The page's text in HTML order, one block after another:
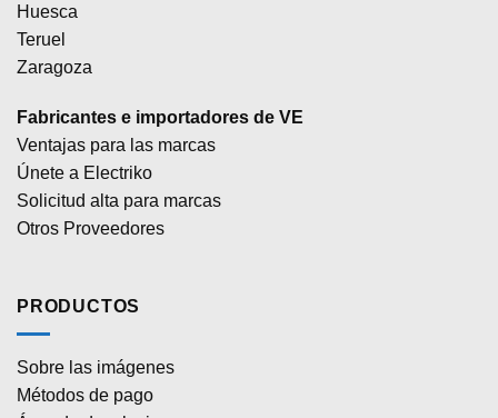
Huesca
Teruel
Zaragoza
Fabricantes e importadores de VE
Ventajas para las marcas
Únete a Electriko
Solicitud alta para marcas
Otros Proveedores
PRODUCTOS
Sobre las imágenes
Métodos de pago